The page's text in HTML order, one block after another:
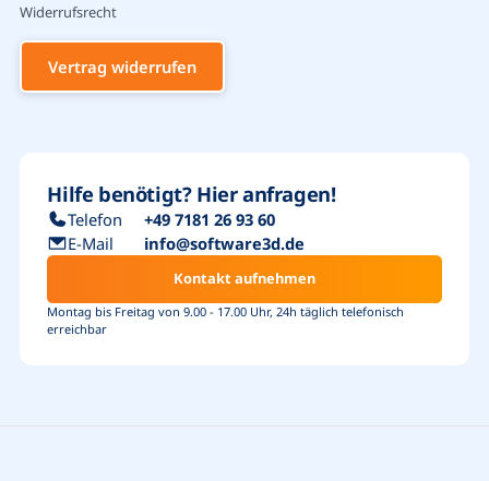
Widerrufsrecht
Vertrag widerrufen
Hilfe benötigt? Hier anfragen!
Telefon
+49 7181 26 93 60
E-Mail
info@software3d.de
Kontakt aufnehmen
Montag bis Freitag von 9.00 - 17.00 Uhr, 24h täglich telefonisch
erreichbar